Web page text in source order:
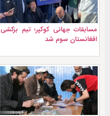
مسابقات جهانی کوکپر؛ تیم بزکشی
افغانستان سوم شد